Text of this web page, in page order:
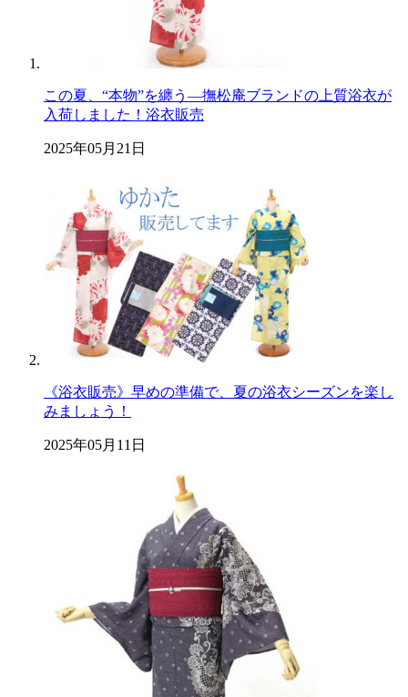
この夏、“本物”を纏う―撫松庵ブランドの上質浴衣が
入荷しました！浴衣販売
2025年05月21日
《浴衣販売》早めの準備で、夏の浴衣シーズンを楽し
みましょう！
2025年05月11日